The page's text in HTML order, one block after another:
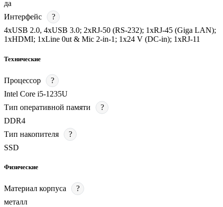
да
Интерфейс
?
4хUSB 2.0, 4хUSB 3.0; 2хRJ-50 (RS-232); 1хRJ-45 (Giga LAN);
1хHDMI; 1хLine 0ut & Mic 2-in-1; 1х24 V (DC-in); 1хRJ-11
Технические
Процессор
?
Intel Core i5-1235U
Тип оперативной памяти
?
DDR4
Тип накопителя
?
SSD
Физические
Материал корпуса
?
металл